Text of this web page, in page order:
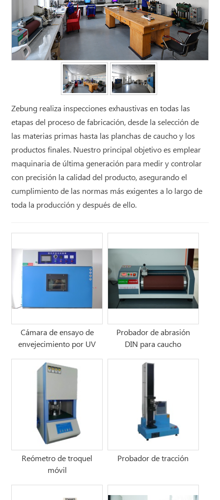
Zebung realiza inspecciones exhaustivas en todas las
etapas del proceso de fabricación, desde la selección de
las materias primas hasta las planchas de caucho y los
productos finales. Nuestro principal objetivo es emplear
maquinaria de última generación para medir y controlar
con precisión la calidad del producto, asegurando el
cumplimiento de las normas más exigentes a lo largo de
toda la producción y después de ello.
Cámara de ensayo de
envejecimiento por UV
Probador de abrasión
DIN para caucho
Reómetro de troquel
móvil
Probador de tracción